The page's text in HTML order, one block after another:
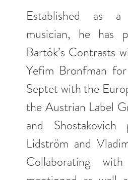
Established as a
musician, he has
Bartók’s Contrasts
Yefim Bronfman
Septet with the
the Austrian Label
and
Lidström and
Collaborating